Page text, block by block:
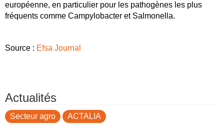
européenne, en particulier pour les pathogènes les plus
fréquents comme Campylobacter et Salmonella.
Source : Efsa Journal
Actualités
Secteur agro ACTALIA